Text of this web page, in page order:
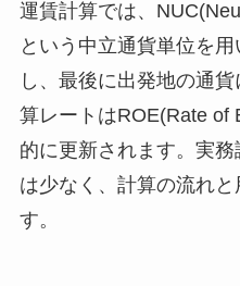
運賃計算では、
という中立通貨単位を
し、最後に出発地の通
算レートはROE(Rate of
的に更新されます。実
は少なく、計算の流れ
す。